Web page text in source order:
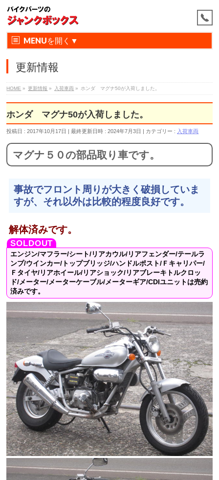
MENU
更新情報
HOME » 更新情報 » 入荷車両 » ホンダ マグナ50が入荷しました。
ホンダ マグナ50が入荷しました。
投稿日 : 2017年10月17日 最終更新日時 : 2024年7月3日 カテゴリー : 入荷車両
マグナ５０の部品取り車です。
事故でフロント周りが大きく破損していま
すが、それ以外は比較的程度良好です。
解体済みです。
エンジン/マフラー/シート/リアカウル/リアフェンダー/テールラ
ンプ/ウインカー/トップブリッジ/ハンドルポスト/Ｆキャリパー/
Ｆタイヤ/リアホイール/リアショック/リアブレーキトルクロッ
ド/メーター/メーターケーブル/メーターギア/CDIユニットは売約
済みです。